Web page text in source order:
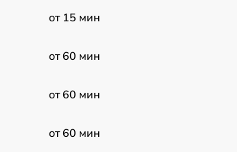
от 15 мин
от 60 мин
от 60 мин
от 60 мин